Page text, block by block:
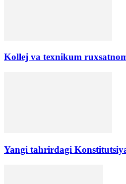
Kollej va texnikum
Yangi tahrirdagi